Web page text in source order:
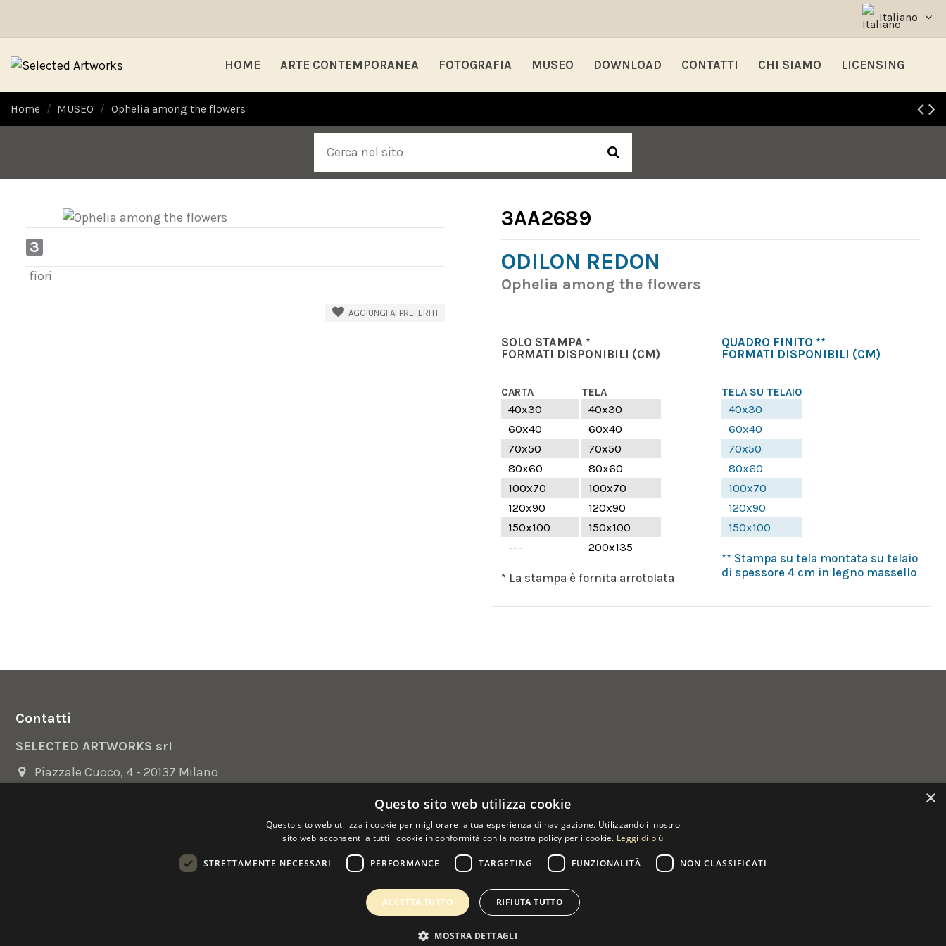
Italiano
HOME ARTE CONTEMPORANEA FOTOGRAFIA MUSEO DOWNLOAD CONTATTI CHI SIAMO LICENSING
Home MUSEO Ophelia among the flowers
3
fiori
AGGIUNGI AI PREFERITI
3AA2689
ODILON REDON
Ophelia among the flowers
SOLO STAMPA *
FORMATI DISPONIBILI (CM)
CARTA TELA
40x30
40x30
60x40
60x40
70x50
70x50
80x60
80x60
100x70
100x70
120x90
120x90
150x100
150x100
---
200x135
* La stampa è fornita arrotolata
QUADRO FINITO **
FORMATI DISPONIBILI (CM)
TELA SU TELAIO
40x30
60x40
70x50
80x60
100x70
120x90
150x100
** Stampa su tela montata su telaio
di spessore 4 cm in legno massello
Contatti
SELECTED ARTWORKS srl
Piazzale Cuoco, 4 - 20137 Milano
×
Questo sito web utilizza cookie
Questo sito web utilizza i cookie per migliorare la tua esperienza di navigazione. Utilizzando il nostro
sito web acconsenti a tutti i cookie in conformità con la nostra policy per i cookie. Leggi di più
STRETTAMENTE NECESSARI PERFORMANCE TARGETING FUNZIONALITÀ NON CLASSIFICATI
ACCETTA TUTTO RIFIUTA TUTTO
MOSTRA DETTAGLI